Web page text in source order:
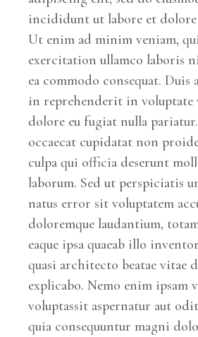
incididunt ut labore et dolore
Ut enim ad minim veniam,
exercitation ullamco laboris
ea commodo consequat.
in reprehenderit in voluptate
dolore eu fugiat nulla
occaecat cupidatat non
culpa qui officia deserunt
laborum. Sed ut perspiciatis
natus error sit voluptatem
doloremque laudantium,
eaque ipsa quaeab illo
quasi architecto beatae vitae
explicabo. Nemo enim ipsam
voluptassit aspernatur aut
quia consequuntur magni